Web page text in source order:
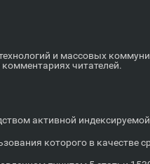
и массовых
читателей.
активной
которого в качестве